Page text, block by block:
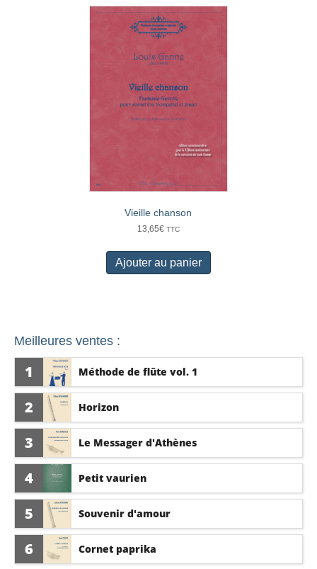
Vieille chanson
13,65€ TTC
Ajouter au panier
Meilleures ventes :
1 Méthode de flûte vol. 1
2 Horizon
3 Le Messager d'Athènes
4 Petit vaurien
5 Souvenir d'amour
6 Cornet paprika